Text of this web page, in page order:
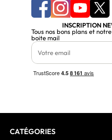
INSCRIPTION
Tous nos bons plans et
boite mail
CATÉGORIES